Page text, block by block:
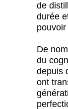
de
durée
De
du
depuis
ont